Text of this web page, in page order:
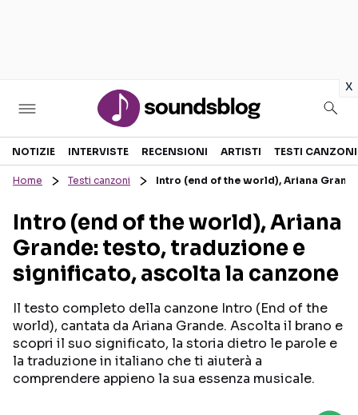
x
Sezioni
RECENSIONI MUSICALI
INTERVISTE
GOSSIP E CURIOSITÀ
TESTI CANZONI
TOUR ED EVENTI
TALENT SHOW
NOTIZIE INTERVISTE RECENSIONI ARTISTI TESTI CANZONI
Home Testi canzoni Intro (end of the world), Ariana
Intro (end of the world), Ariana
Grande: testo, traduzione e
significato, ascolta la canzone
Il testo completo della canzone Intro (End of the
world), cantata da Ariana Grande. Ascolta il brano e
scopri il suo significato, la storia dietro le parole e
la traduzione in italiano che ti aiuterà a
comprendere appieno la sua essenza musicale.